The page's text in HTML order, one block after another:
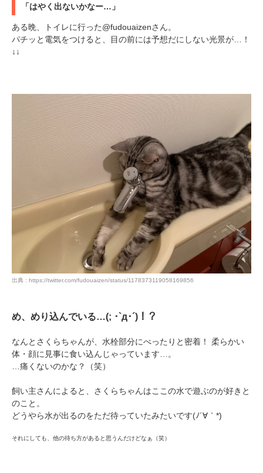
「はやく出ないかなー…」
ある晩、トイレに行った@fudouaizenさん。
パチッと電気をつけると、目の前には予想だにしない光景が…！
↓↓
出典 : https://twitter.com/fudouaizen/status/1178373119058169856
め、めり込んでいる…(; ･`д･´)！？
なんとさくらちゃんが、水栓部分にべったりと密着！ 柔らかい
体・顔に見事に食い込んじゃっています…。
…痛くないのかな？（笑）
飼い主さんによると、さくらちゃんはここの水で遊ぶのが好きと
のこと。
どうやら水が出るのをただ待っていたみたいです(ﾉ´∀｀*)
それにしても、他の待ち方があると思うんだけどなぁ（笑）